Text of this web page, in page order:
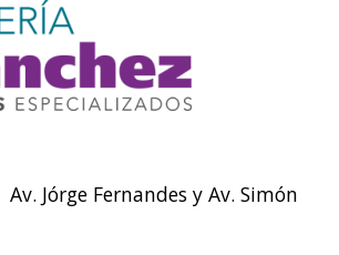
Av. Jórge Fernandes y Av. Simón